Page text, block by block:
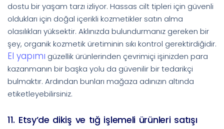
dostu bir yaşam tarzı izliyor. Hassas cilt tipleri için güvenli
oldukları için doğal içerikli kozmetikler satın alma
olasılıkları yüksektir. Aklınızda bulundurmanız gereken bir
şey, organik kozmetik üretiminin sıkı kontrol gerektirdiğidir.
El yapımı güzellik ürünlerinden çevrimiçi işinizden para
kazanmanın bir başka yolu da güvenilir bir tedarikçi
bulmaktır. Ardından bunları mağaza adınızın altında
etiketleyebilirsiniz.
11. Etsy’de dikiş ve tığ işlemeli ürünleri satışı